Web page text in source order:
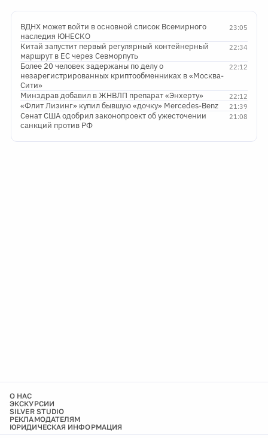
23:05
ВДНХ может войти в основной список Всемирного
наследия ЮНЕСКО
22:34
Китай запустит первый регулярный контейнерный
маршрут в ЕС через Севморпуть
22:12
Более 20 человек задержаны по делу о
незарегистрированных криптообменниках в «Москва-
Сити»
22:12
Минздрав добавил в ЖНВЛП препарат «Энхерту»
21:39
«Флит Лизинг» купил бывшую «дочку» Mercedes-Benz
21:08
Сенат США одобрил законопроект об ужесточении
санкций против РФ
О НАС
ЭКСКУРСИИ
SILVER STUDIO
РЕКЛАМОДАТЕЛЯМ
ЮРИДИЧЕСКАЯ ИНФОРМАЦИЯ